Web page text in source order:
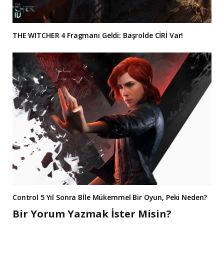
THE WITCHER 4 Fragmanı Geldi: Başrolde CİRİ Var!
Control 5 Yıl Sonra Bİle Mükemmel Bir Oyun, Peki Neden?
Bir Yorum Yazmak İster Misin?